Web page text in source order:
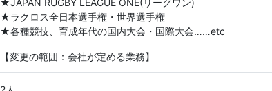
★JAPAN RUGBY LEAGUE ONE(リーグワン)
★ラクロス全日本選手権・世界選手権
★各種競技、育成年代の国内大会・国際大会……etc
【変更の範囲：会社が定める業務】